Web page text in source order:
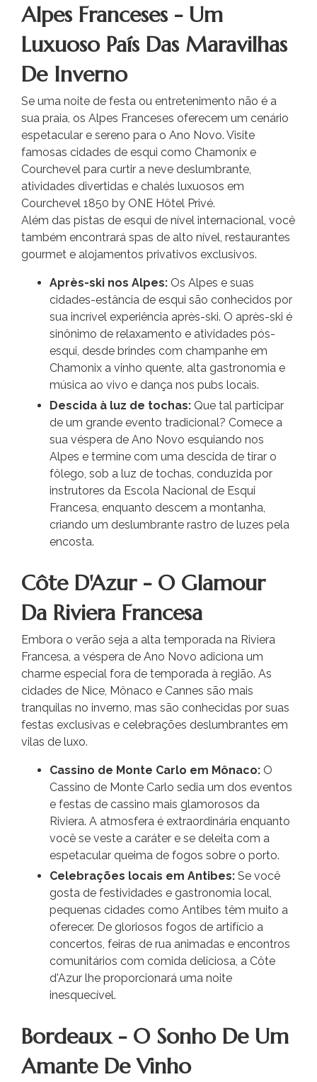
Alpes Franceses - Um
Luxuoso País Das Maravilhas
De Inverno
Se uma noite de festa ou entretenimento não é a
sua praia, os Alpes Franceses oferecem um cenário
espetacular e sereno para o Ano Novo. Visite
famosas cidades de esqui como Chamonix e
Courchevel para curtir a neve deslumbrante,
atividades divertidas e chalés luxuosos em
Courchevel 1850 by ONE Hôtel Privé.
Além das pistas de esqui de nível internacional, você
também encontrará spas de alto nível, restaurantes
gourmet e alojamentos privativos exclusivos.
Après-ski nos Alpes: Os Alpes e suas
cidades-estância de esqui são conhecidos por
sua incrível experiência après-ski. O après-ski é
sinônimo de relaxamento e atividades pós-
esqui, desde brindes com champanhe em
Chamonix a vinho quente, alta gastronomia e
música ao vivo e dança nos pubs locais.
Descida à luz de tochas: Que tal participar
de um grande evento tradicional? Comece a
sua véspera de Ano Novo esquiando nos
Alpes e termine com uma descida de tirar o
fôlego, sob a luz de tochas, conduzida por
instrutores da Escola Nacional de Esqui
Francesa, enquanto descem a montanha,
criando um deslumbrante rastro de luzes pela
encosta.
Côte D'Azur - O Glamour
Da Riviera Francesa
Embora o verão seja a alta temporada na Riviera
Francesa, a véspera de Ano Novo adiciona um
charme especial fora de temporada à região. As
cidades de Nice, Mônaco e Cannes são mais
tranquilas no inverno, mas são conhecidas por suas
festas exclusivas e celebrações deslumbrantes em
vilas de luxo.
Cassino de Monte Carlo em Mônaco: O
Cassino de Monte Carlo sedia um dos eventos
e festas de cassino mais glamorosos da
Riviera. A atmosfera é extraordinária enquanto
você se veste a caráter e se deleita com a
espetacular queima de fogos sobre o porto.
Celebrações locais em Antibes: Se você
gosta de festividades e gastronomia local,
pequenas cidades como Antibes têm muito a
oferecer. De gloriosos fogos de artifício a
concertos, feiras de rua animadas e encontros
comunitários com comida deliciosa, a Côte
d'Azur lhe proporcionará uma noite
inesquecível.
Bordeaux - O Sonho De Um
Amante De Vinho